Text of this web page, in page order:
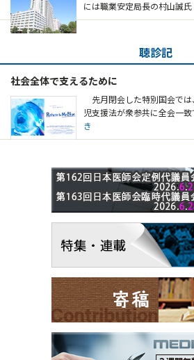
には職業安定局長の村山誠
聴診記
社会全体で支えるために
先月閉会した特別国会で
児支援法が衆参共に全会一
き